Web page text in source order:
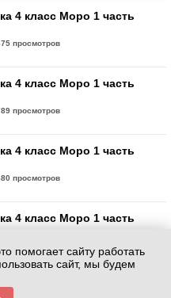
4 класс Моро 1 часть
просмотров
4 класс Моро 1 часть
просмотров
4 класс Моро 1 часть
просмотров
4 класс Моро 1 часть
4 класс Моро 1 часть
помогает сайту работать
сайт, мы будем